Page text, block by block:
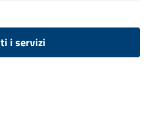
i servizi